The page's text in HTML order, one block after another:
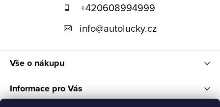
Vše o nákupu
Informace pro Vás
+420608994999
info@autolucky.cz